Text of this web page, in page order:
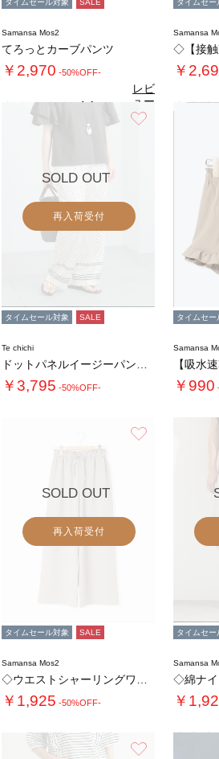
タイムセール対象 SALE
Samansa Mos2
てろっとカーブパンツ
￥2,970 -50%OFF-
4.1（9）
レビ
ュー
を見
る
タイムセー
Samansa
￥
お気に入り
SOLD OUT
再入荷受付
タイムセール対象 SALE
Te chichi
￥3,795 -50%OFF-
タイムセー
Samansa
￥990
SOLD OUT
再入荷受付
タイムセール対象 SALE
Samansa Mos2
￥1,925 -50%OFF-
タイムセー
Samansa
￥